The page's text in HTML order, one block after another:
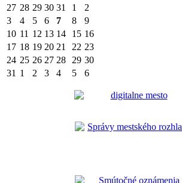
27 28 29 30 31 1
2
3
4 5 6 7 8
9
10 11 12 13 14 15 16
17 18 19 20 21 22 23
24 25 26 27 28 29 30
31 1 2 3 4 5 6